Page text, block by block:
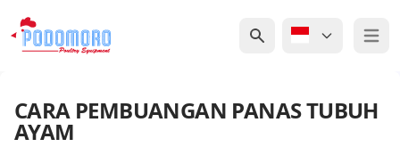
Open
CARA PEMBUANGAN PANAS TUBUH
AYAM